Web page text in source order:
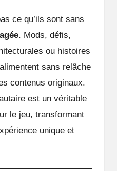
ce qu’ils sont sans
. Mods, défis,
ou histoires
sans relâche
contenus originaux.
est un véritable
le jeu, transformant
unique et